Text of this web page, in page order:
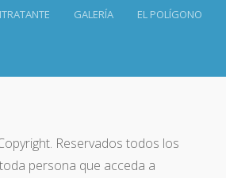
GALERÍA EL POLÍGONO
Reservados todos los
persona que acceda a